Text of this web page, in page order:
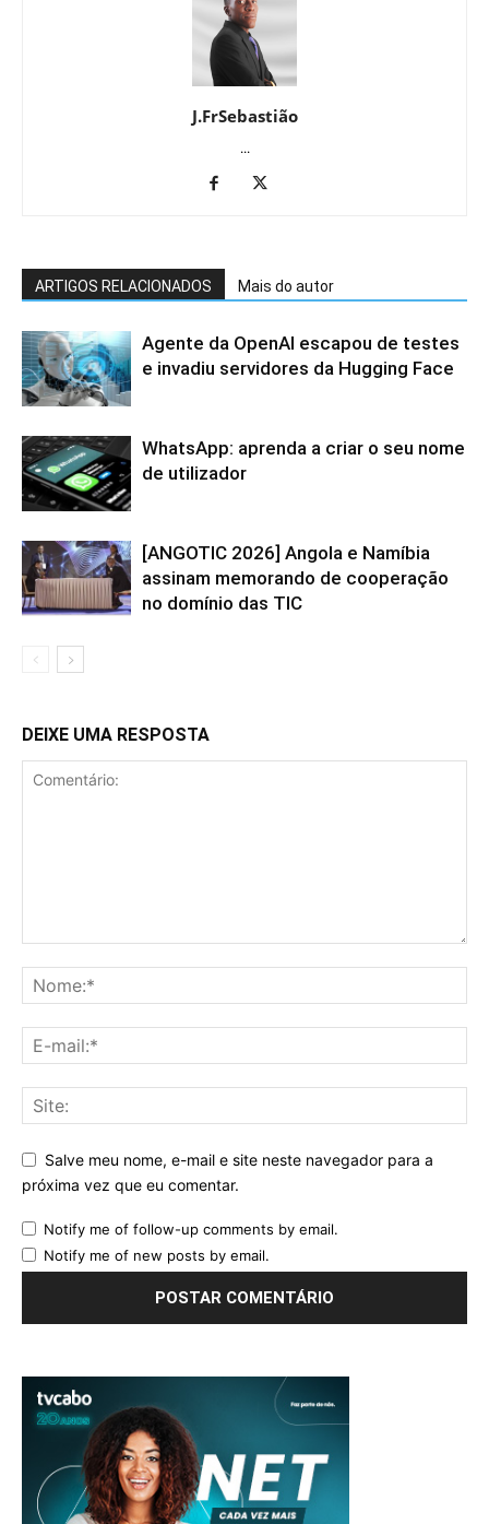
J.FrSebastião
...
ARTIGOS RELACIONADOS Mais do autor
Agente da OpenAI escapou de testes
e invadiu servidores da Hugging Face
WhatsApp: aprenda a criar o seu nome
de utilizador
[ANGOTIC 2026] Angola e Namíbia
assinam memorando de cooperação
no domínio das TIC
DEIXE UMA RESPOSTA
Salve meu nome, e-mail e site neste navegador para a
próxima vez que eu comentar.
Notify me of follow-up comments by email.
Notify me of new posts by email.